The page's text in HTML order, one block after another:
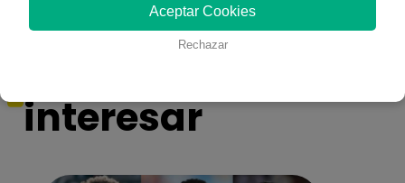
También te puede
interesar
Aceptar Cookies
Rechazar